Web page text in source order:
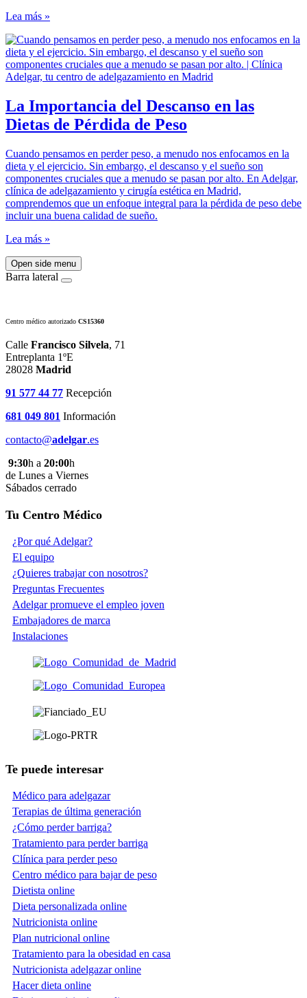
Lea más »
La Importancia del Descanso en las
Dietas de Pérdida de Peso
Cuando pensamos en perder peso, a menudo nos enfocamos en la
dieta y el ejercicio. Sin embargo, el descanso y el sueño son
componentes cruciales que a menudo se pasan por alto. En Adelgar,
clínica de adelgazamiento y cirugía estética en Madrid,
comprendemos que un enfoque integral para la pérdida de peso debe
incluir una buena calidad de sueño.
Lea más »
Open side menu
Barra lateral
Centro médico autorizado CS15360
Calle Francisco Silvela, 71
Entreplanta 1ºE
28028 Madrid
91 577 44 77 Recepción
681 049 801 Información
contacto@adelgar.es
9:30h a 20:00h
de Lunes a Viernes
Sábados cerrado
Tu Centro Médico
¿Por qué Adelgar?
El equipo
¿Quieres trabajar con nosotros?
Preguntas Frecuentes
Adelgar promueve el empleo joven
Embajadores de marca
Instalaciones
Te puede interesar
Médico para adelgazar
Terapias de última generación
¿Cómo perder barriga?
Tratamiento para perder barriga
Clínica para perder peso
Centro médico para bajar de peso
Dietista online
Dieta personalizada online
Nutricionista online
Plan nutricional online
Tratamiento para la obesidad en casa
Nutricionista adelgazar online
Hacer dieta online